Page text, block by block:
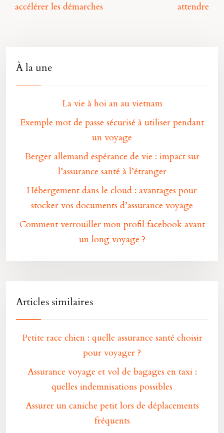
accélérer les démarches
attendre
À la une
La vie à hoi an au vietnam
Exemple mot de passe sécurisé à utiliser pendant
un voyage
Berger allemand espérance de vie : impact sur
l’assurance santé à l’étranger
Hébergement dans le cloud : avantages pour
stocker vos documents d’assurance voyage
Comment verrouiller mon profil facebook avant
un long voyage ?
Articles similaires
Petite race chien : quelle assurance santé choisir
pour voyager ?
Assurance voyage et vol de bagages en taxi :
quelles indemnisations possibles
Assurer un caniche petit lors de déplacements
fréquents